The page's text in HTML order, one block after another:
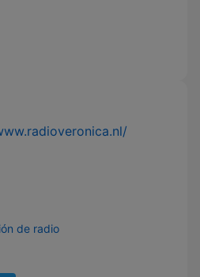
de radio